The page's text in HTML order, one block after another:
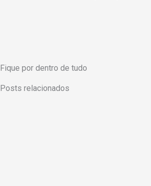
Fique por dentro de tudo
Posts relacionados